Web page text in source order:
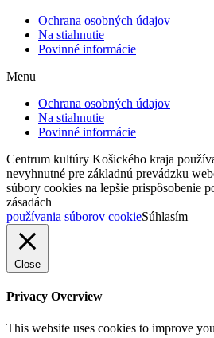
Ochrana osobných údajov
Na stiahnutie
Povinné informácie
Menu
Ochrana osobných údajov
Na stiahnutie
Povinné informácie
Centrum kultúry Košického kraja
nevyhnutné pre základnú prevádzku
súbory cookies na lepšie prispôsobenie
zásadách
používania súborov cookieSúhlasím
Close
Privacy Overview
This website uses cookies to improve